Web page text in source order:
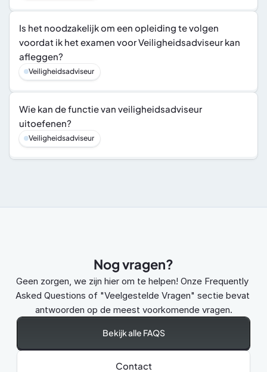
Is het noodzakelijk om een opleiding te volgen
voordat ik het examen voor Veiligheidsadviseur kan
afleggen?
Veiligheidsadviseur
Wie kan de functie van veiligheidsadviseur
uitoefenen?
Veiligheidsadviseur
Nog vragen?
Geen zorgen, we zijn hier om te helpen! Onze Frequently
Asked Questions of "Veelgestelde Vragen" sectie bevat
antwoorden op de meest voorkomende vragen.
Bekijk alle FAQS
Contact